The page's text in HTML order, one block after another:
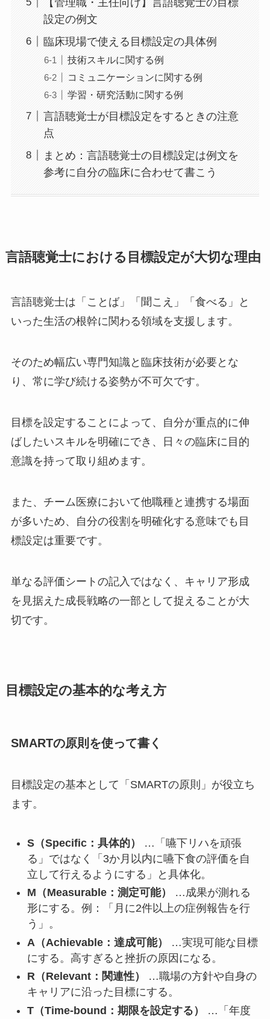
設定の例文
臨床現場で使える目標設定の具体例
技術スキルに関する例
コミュニケーションに関する例
学習・研究活動に関する例
言語聴覚士が目標設定をするときの注意
点
まとめ：言語聴覚士の目標設定は例文を
参考に自分の臨床に合わせて書こう
言語聴覚士における目標設定が大切な理由
言語聴覚士は「ことば」「聞こえ」「食べる」と
いった生活の根幹に関わる領域を支援します。
そのため幅広い専門知識と臨床技術が必要とな
り、常に学び続ける姿勢が不可欠です。
目標を設定することによって、自分が重点的に伸
ばしたいスキルを明確にでき、日々の臨床に目的
意識を持って取り組めます。
また、チーム医療において他職種と連携する場面
が多いため、自分の役割を明確化する意味でも目
標設定は重要です。
単なる評価シートの記入ではなく、キャリア形成
を見据えた成長戦略の一部として捉えることが大
切です。
目標設定の基本的な考え方
SMARTの原則を使って書く
目標設定の基本として「SMARTの原則」が役立ち
ます。
S（Specific：具体的）
…「嚥下リハを頑張
る」ではなく「3か月以内に嚥下食の評価を自
立して行えるようにする」と具体化。
M（Measurable：測定可能）
…成果が測れる
形にする。例：「月に2件以上の症例報告を行
う」。
A（Achievable：達成可能）
…実現可能な目標
にする。高すぎると挫折の原因になる。
R（Relevant：関連性）
…職場の方針や自身の
キャリアに沿った目標にする。
T（Time-bound：期限を設定する）
…「年度